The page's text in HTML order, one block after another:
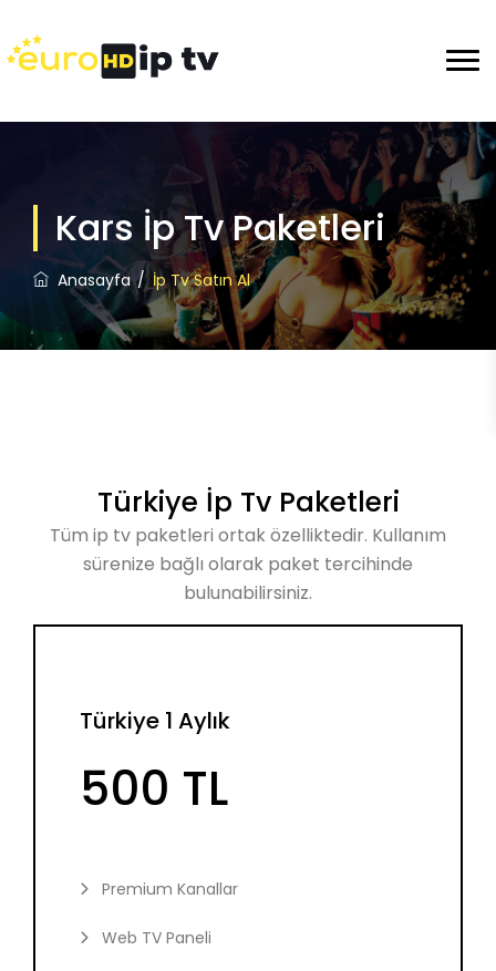
Kars İp Tv Paketleri
Anasayfa İp Tv Satın Al
Türkiye İp Tv Paketleri
Tüm ip tv paketleri ortak özelliktedir. Kullanım
sürenize bağlı olarak paket tercihinde
bulunabilirsiniz.
Türkiye 1 Aylık
500 TL
Premium Kanallar
Web TV Paneli